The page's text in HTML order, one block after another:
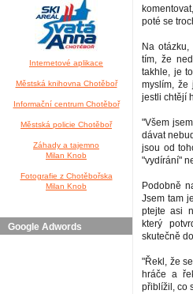
Internetové aplikace
Městská knihovna Chotěboř
Informační centrum Chotěboř
Městská policie Chotěboř
Záhady a tajemno
Milan Knob
Fotografie z Chotěbořska
Milan Knob
Google Adwords
poté se
Na
tím, že
takhle, je
myslím, že
jestli chtějí
"Všem
dávat
jsou od
"vydírání"
Podobně
Jsem tam
ptejte asi
který
skutečně
"Řekl, že
hráče a
přiblížil, co